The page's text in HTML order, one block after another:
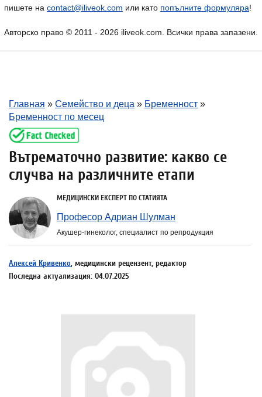
пишете на contact@iliveok.com или като попълните формуляра!
Авторско право © 2011 - 2026 iliveok.com. Всички права запазени.
Главная » Семейство и деца » Бременност »
Бременност по месец
Вътрематочно развитие: какво се
случва на различните етапи
МЕДИЦИНСКИ ЕКСПЕРТ ПО СТАТИЯТА
Професор Адриан Шулман
Акушер-гинеколог, специалист по репродукция
Алексей Кривенко, медицински рецензент, редактор
Последна актуализация: 04.07.2025